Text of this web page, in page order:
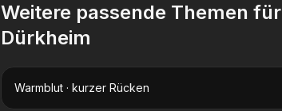
Weitere passende Themen für
Dürkheim
Warmblut · kurzer Rücken